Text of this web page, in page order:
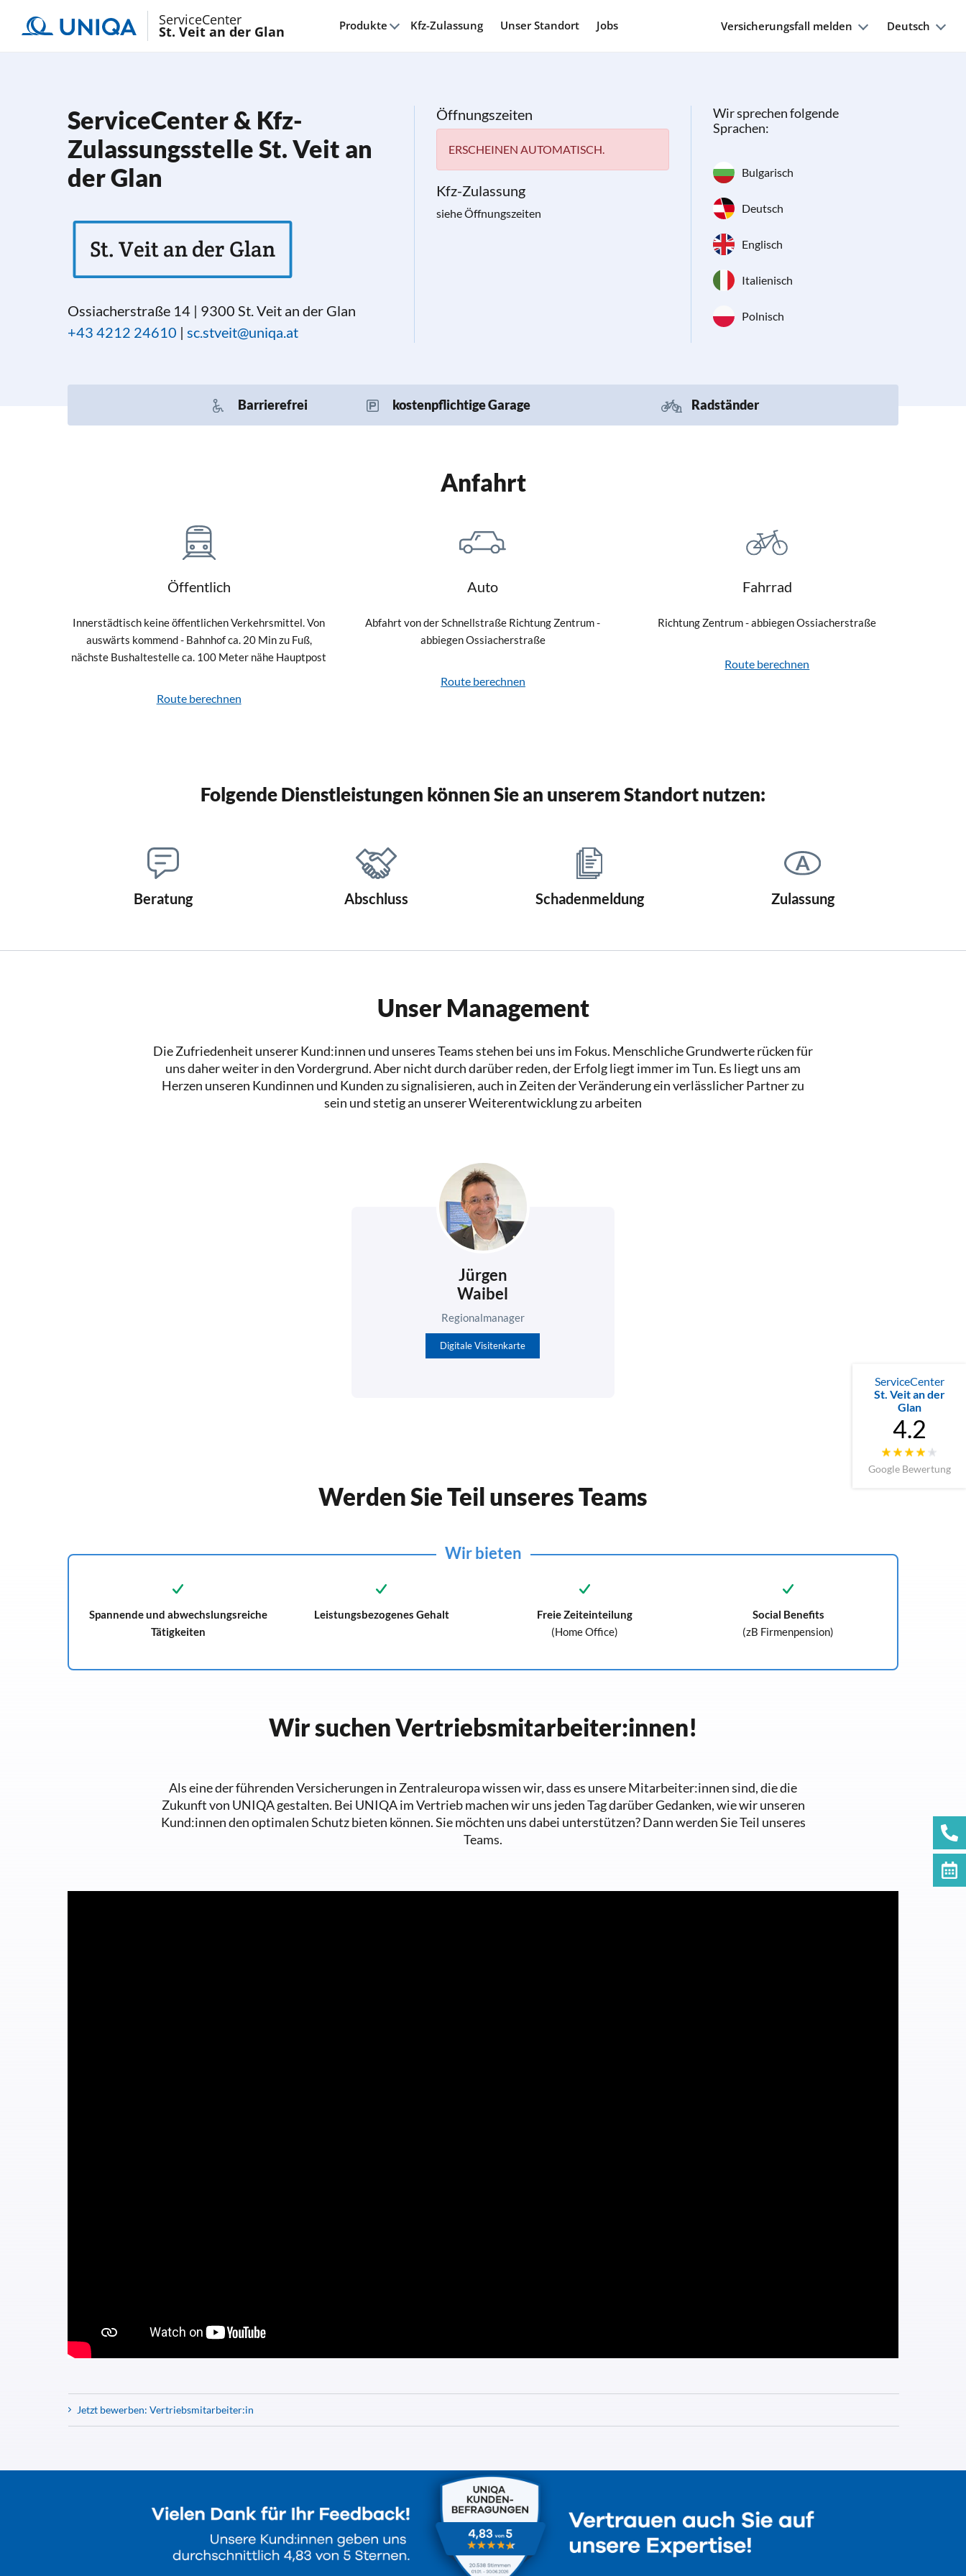
ServiceCenter
St. Veit an der Glan Produkte Kfz-Zulassung Unser Standort Jobs Versicherungsfall melden Deutsch
ServiceCenter
St. Veit an der
Glan
4.2
Google Bewertung
ServiceCenter & Kfz-
Zulassungsstelle St. Veit an
der Glan
St. Veit an der Glan
Ossiacherstraße 14 | 9300 St. Veit an der Glan
+43 4212 24610 | sc.stveit@uniqa.at
Öffnungszeiten
ERSCHEINEN AUTOMATISCH.
Kfz-Zulassung
siehe Öffnungszeiten
Wir sprechen folgende
Sprachen:
Bulgarisch
Deutsch
Englisch
Italienisch
Polnisch
Barrierefrei kostenpflichtige Garage Radständer
Anfahrt
Öffentlich
Innerstädtisch keine öffentlichen Verkehrsmittel. Von
auswärts kommend - Bahnhof ca. 20 Min zu Fuß,
nächste Bushaltestelle ca. 100 Meter nähe Hauptpost
Route berechnen
Auto
Abfahrt von der Schnellstraße Richtung Zentrum -
abbiegen Ossiacherstraße
Route berechnen
Fahrrad
Richtung Zentrum - abbiegen Ossiacherstraße
Route berechnen
Folgende Dienstleistungen können Sie an unserem Standort nutzen:
Beratung Abschluss Schadenmeldung Zulassung
Unser Management
Die Zufriedenheit unserer Kund:innen und unseres Teams stehen bei uns im Fokus. Menschliche Grundwerte rücken für
uns daher weiter in den Vordergrund. Aber nicht durch darüber reden, der Erfolg liegt immer im Tun. Es liegt uns am
Herzen unseren Kundinnen und Kunden zu signalisieren, auch in Zeiten der Veränderung ein verlässlicher Partner zu
sein und stetig an unserer Weiterentwicklung zu arbeiten
Jürgen
Waibel
Regionalmanager
Digitale Visitenkarte
Werden Sie Teil unseres Teams
Wir bieten
Spannende und abwechslungsreiche
Tätigkeiten
Leistungsbezogenes Gehalt
Freie Zeiteinteilung
(Home Office)
Social Benefits
(zB Firmenpension)
Wir suchen Vertriebsmitarbeiter:innen!
Als eine der führenden Versicherungen in Zentraleuropa wissen wir, dass es unsere Mitarbeiter:innen sind, die die
Zukunft von UNIQA gestalten. Bei UNIQA im Vertrieb machen wir uns jeden Tag darüber Gedanken, wie wir unseren
Kund:innen den optimalen Schutz bieten können. Sie möchten uns dabei unterstützen? Dann werden Sie Teil unseres
Teams.
Jetzt bewerben: Vertriebsmitarbeiter:in